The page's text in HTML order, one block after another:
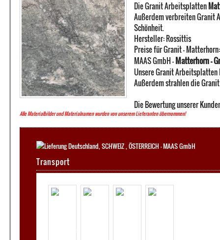
Die Granit Arbeitsplatten
Außerdem verbreiten Granit
Schönheit.
Hersteller:Rossittis
Preise für Granit -Matterhorn
MAAS GmbH-Matterhorn -
Unsere Granit
Außerdem strahlen die
Die Bewertung unserer
Alle Materialbilder und Materialnamen wurden von unserem Lieferanten übernommen!
Transport